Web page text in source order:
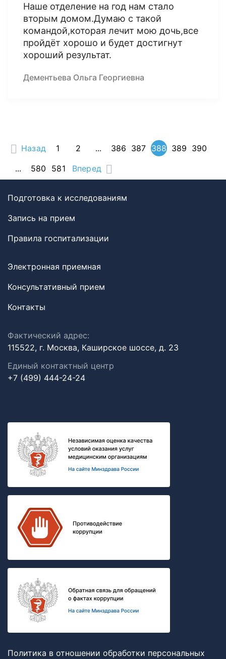
Наше отделение на год нам стало
вторым домом.Думаю с такой
командой,которая лечит мою дочь,все
пройдёт хорошо и будет достигнут
хороший результат.
Дементьева Ольга Георгиевна
Назад 1 2 ... 386 387 388 389 390
...
580 581 Вперед
Подготовка к исследованиям
Запись на прием
Правила госпитализации
Электронная приемная
Консультативный прием
Контакты
Фактический адрес:
115522, г. Москва, Каширское шоссе, д. 23
Единый контактный центр
+7 (499) 444-24-24
Политика в отношении обработки персональных